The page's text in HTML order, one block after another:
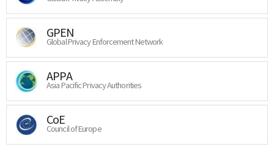
GPEN
Global Privacy Enforcement Network
APPA
Asia Pacific Privacy Authorities
CoE
Council of Europe